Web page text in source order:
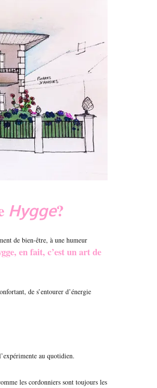
Hygge?
de bien-être, à une humeur
en fait, c’est un art de
de s’entourer d’énergie
au quotidien.
les cordonniers sont toujours les